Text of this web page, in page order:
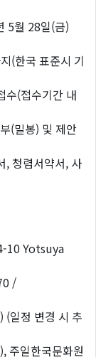
5월 28일(금)
(한국 표준시 기
수(접수기간 내
(밀봉) 및 제안
렴서약서, 사
Yotsuya
/
(일정 변경 시 추
주일한국문화원